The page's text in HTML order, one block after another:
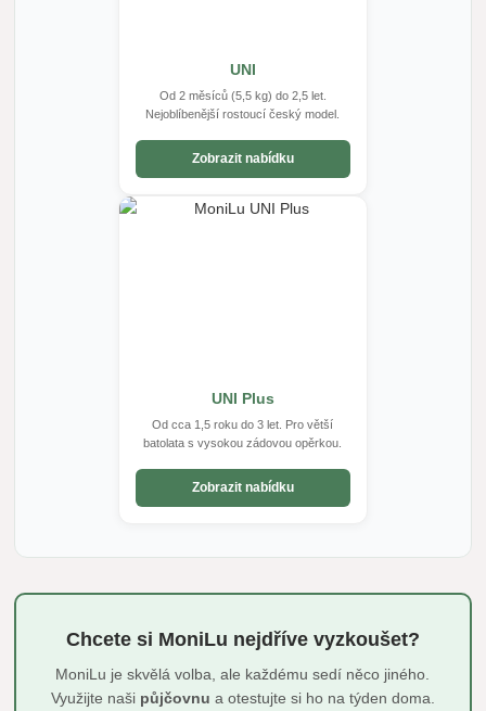
UNI
Od 2 měsíců (5,5 kg) do 2,5 let.
Nejoblíbenější rostoucí český model.
Zobrazit nabídku
UNI Plus
Od cca 1,5 roku do 3 let. Pro větší
batolata s vysokou zádovou opěrkou.
Zobrazit nabídku
Chcete si MoniLu nejdříve vyzkoušet?
MoniLu je skvělá volba, ale každému sedí něco jiného.
Využijte naši půjčovnu a otestujte si ho na týden doma.